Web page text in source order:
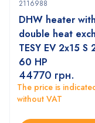
2116988
DHW heater
double heat
TESY EV 2x15 S
60 HP
44770 грн.
The price is
without VAT